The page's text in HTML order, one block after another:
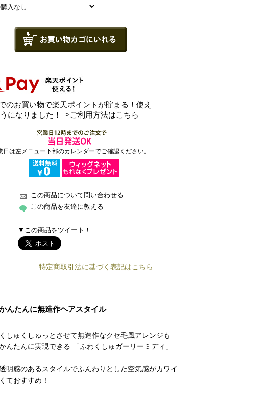
のお買い物で楽天ポイントが貯まる！使え
になりました！ >ご利用方法はこちら
日は左メニュー下部のカレンダーでご確認ください。
この商品について問い合わせる
この商品を友達に教える
▼この商品をツイート！
特定商取引法に基づく表記はこちら
んたんに無造作ヘアスタイル
くしゅくしゅっとさせて無造作なクセ毛風アレンジも
んたんに実現できる 「ふわくしゅガーリーミディ」
明感のあるスタイルでふんわりとした空気感がカワイ
くておすすめ！